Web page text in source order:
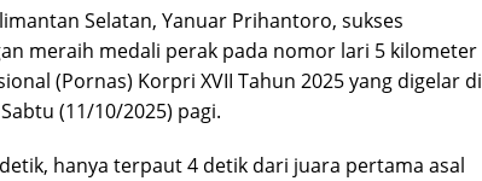
Selatan, Yanuar Prihantoro, sukses
meraih medali perak pada nomor lari 5 kilometer
(Pornas) Korpri XVII Tahun 2025 yang digelar di
(11/10/2025) pagi.
hanya terpaut 4 detik dari juara pertama asal